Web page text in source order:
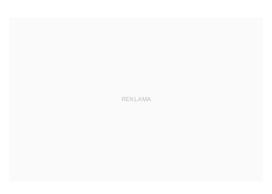
REKLAMA